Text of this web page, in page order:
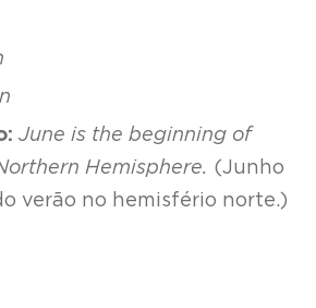
June is the beginning of
Hemisphere. (Junho
verão no hemisfério norte.)